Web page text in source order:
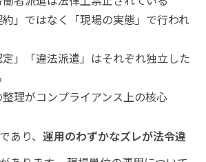
」ではなく「現場の実態」で行われ
定」「違法派遣」はそれぞれ独立した
理がコンプライアンス上の核心
あり、 運用のわずかなズレが法令違